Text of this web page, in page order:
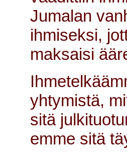
Jumalan
ihmiseksi,
maksaisi
yhtymistä,
sitä
emme sitä